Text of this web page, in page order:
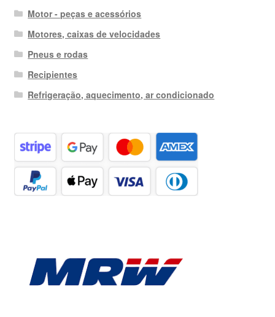
Motor - peças e acessórios
Motores, caixas de velocidades
Pneus e rodas
Recipientes
Refrigeração, aquecimento, ar condicionado